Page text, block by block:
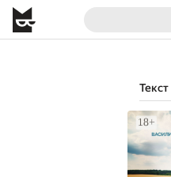
Текст